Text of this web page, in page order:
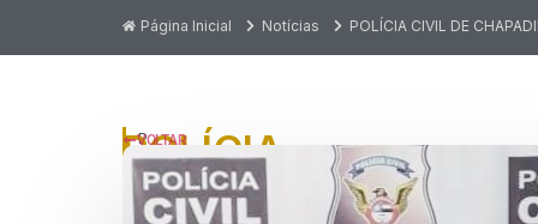
Página Inicial Notícias POLÍCIA CIVIL DE
P
u
bl
ic
POLÍCIA
CIVIL
VOLTAR